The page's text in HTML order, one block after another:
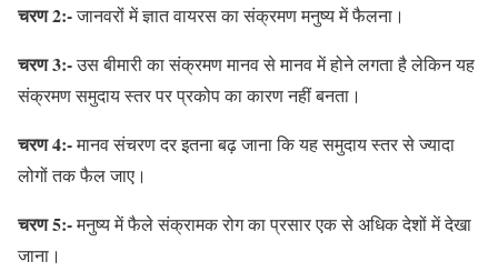
चरण 2:-जानवरों में ज्ञात वायरस का संक्रमण मनुष्य में फैलना।
चरण 3:-उस बीमारी का संक्रमण मानव से मानव में होने लगता है लेकिन यह
संक्रमण समुदाय स्तर पर प्रकोप का कारण नहीं बनता।
चरण4:-मानव संचरण दर इतना बढ़ जाना कि यह समुदाय स्तर से ज्यादा
लोगों तक फैल जाए।
चरण 5:-मनुष्य में फैले संक्रामक रोग का प्रसार एक से अधिक देशों में देखा
जाना।